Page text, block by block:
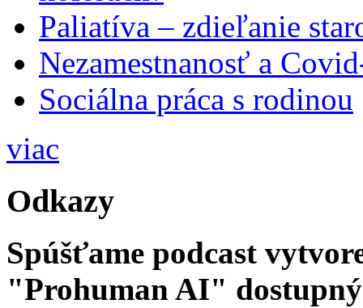
Paliatíva – zdieľanie
Nezamestnanosť a
Sociálna práca s rodinou
viac
Odkazy
Spúšťame podcast
"Prohuman AI"